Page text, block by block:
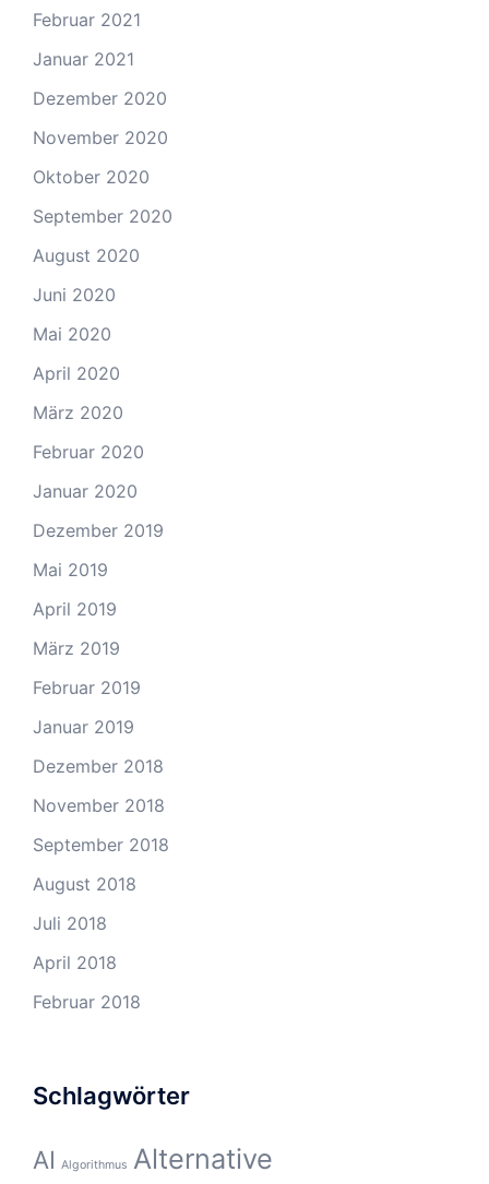
Februar 2021
Januar 2021
Dezember 2020
November 2020
Oktober 2020
September 2020
August 2020
Juni 2020
Mai 2020
April 2020
März 2020
Februar 2020
Januar 2020
Dezember 2019
Mai 2019
April 2019
März 2019
Februar 2019
Januar 2019
Dezember 2018
November 2018
September 2018
August 2018
Juli 2018
April 2018
Februar 2018
Schlagwörter
AI Algorithmus Alternative